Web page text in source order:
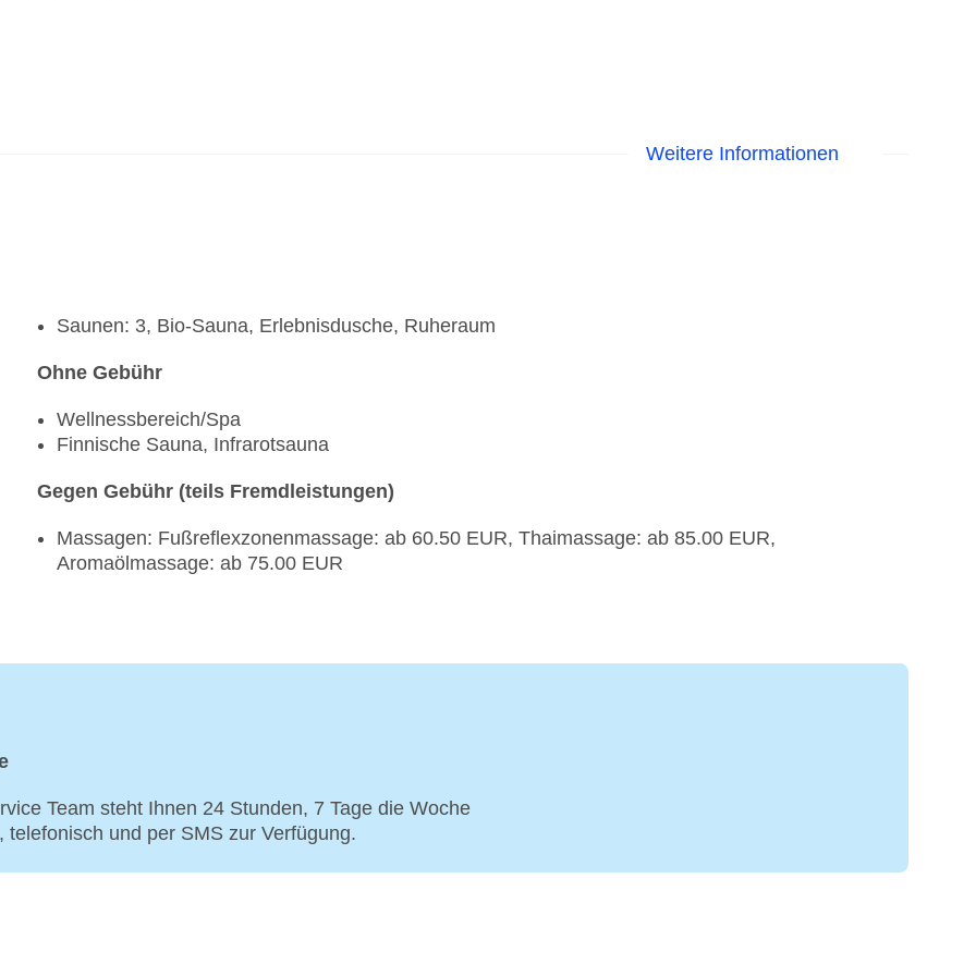
Gebühr, Fremdanbieter, Skilanglauf, Snowboard:
Weitere Informationen
Saunen: 3, Bio-Sauna, Erlebnisdusche, Ruheraum
Ohne Gebühr
Wellnessbereich/Spa
Finnische Sauna, Infrarotsauna
Gegen Gebühr (teils Fremdleistungen)
Massagen: Fußreflexzonenmassage: ab 60.50 EUR, Thaimassage: ab 85.00 EUR,
Aromaölmassage: ab 75.00 EUR
Team steht Ihnen 24 Stunden, 7 Tage die Woche
und per SMS zur Verfügung.